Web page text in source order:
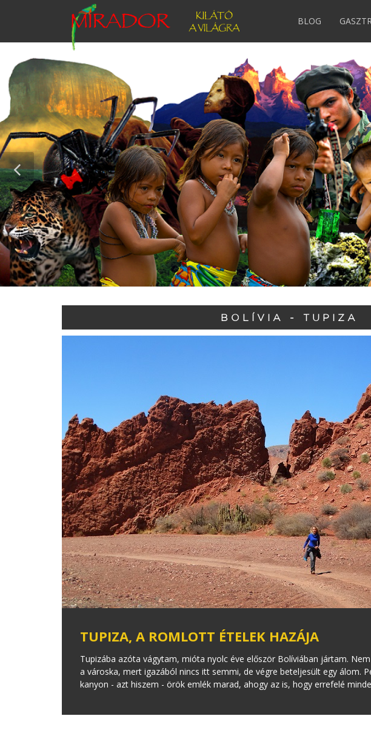
BLOG
BOLÍVIA - TUPIZA
TUPIZA, A ROMLOTT ÉTELEK HAZÁJA
Tupizába azóta vágytam, mióta nyolc éve először Bolíviában jártam.
a városka, mert igazából nincs itt semmi, de végre beteljesült egy álom.
kanyon - azt hiszem - örök emlék marad, ahogy az is, hogy errefelé